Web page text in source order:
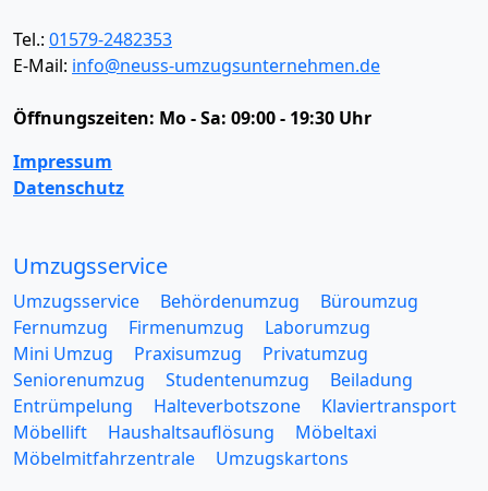
Tel.: 01579-2482353
E-Mail: info@neuss-umzugsunternehmen.de
Öffnungszeiten: Mo - Sa: 09:00 - 19:30 Uhr
Impressum
Datenschutz
Umzugsservice
Umzugsservice Behördenumzug
Büroumzug
Fernumzug
Firmenumzug
Laborumzug
Mini Umzug
Praxisumzug
Privatumzug
Seniorenumzug
Studentenumzug
Beiladung
Entrümpelung
Halteverbotszone
Klaviertransport
Möbellift
Haushaltsauflösung
Möbeltaxi
Möbelmitfahrzentrale
Umzugskartons